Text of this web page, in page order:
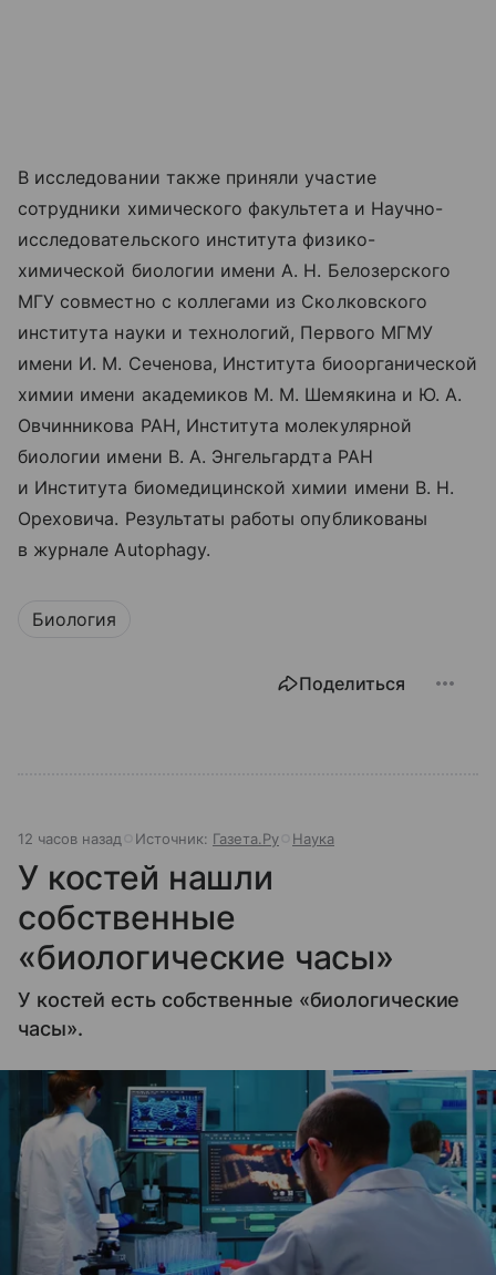
В исследовании также приняли участие
сотрудники химического факультета и Научно-
исследовательского института физико-
химической биологии имени А. Н. Белозерского
МГУ совместно с коллегами из Сколковского
института науки и технологий, Первого МГМУ
имени И. М. Сеченова, Института биоорганической
химии имени академиков М. М. Шемякина и Ю. А.
Овчинникова РАН, Института молекулярной
биологии имени В. А. Энгельгардта РАН
и Института биомедицинской химии имени В. Н.
Ореховича. Результаты работы опубликованы
в журнале Autophagy.
Биология
Поделиться
12 часов назад Источник: Газета.Ру Наука
У костей нашли
собственные
«биологические часы»
У костей есть собственные «биологические
часы».